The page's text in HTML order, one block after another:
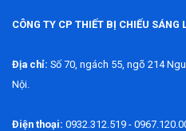
CÔNG TY CP THIẾT BỊ CHIẾU SÁNG
Địa chỉ: Số 70, ngách 55, ngõ 214
Nội.
Điện thoại: 0932.312.519 -